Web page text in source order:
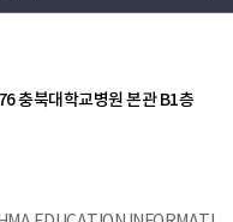
충북대학교병원 본관 B1층